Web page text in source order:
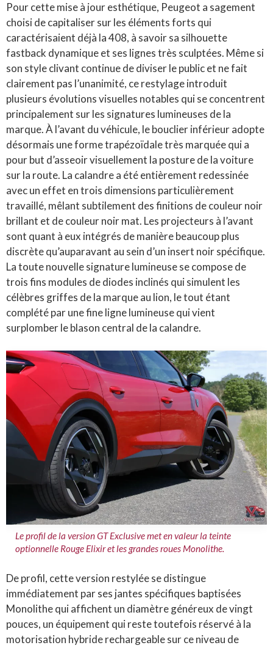
Pour cette mise à jour esthétique, Peugeot a sagement
choisi de capitaliser sur les éléments forts qui
caractérisaient déjà la 408, à savoir sa silhouette
fastback dynamique et ses lignes très sculptées. Même si
son style clivant continue de diviser le public et ne fait
clairement pas l’unanimité, ce restylage introduit
plusieurs évolutions visuelles notables qui se concentrent
principalement sur les signatures lumineuses de la
marque. À l’avant du véhicule, le bouclier inférieur adopte
désormais une forme trapézoïdale très marquée qui a
pour but d’asseoir visuellement la posture de la voiture
sur la route. La calandre a été entièrement redessinée
avec un effet en trois dimensions particulièrement
travaillé, mêlant subtilement des finitions de couleur noir
brillant et de couleur noir mat. Les projecteurs à l’avant
sont quant à eux intégrés de manière beaucoup plus
discrète qu’auparavant au sein d’un insert noir spécifique.
La toute nouvelle signature lumineuse se compose de
trois fins modules de diodes inclinés qui simulent les
célèbres griffes de la marque au lion, le tout étant
complété par une fine ligne lumineuse qui vient
surplomber le blason central de la calandre.
Le profil de la version GT Exclusive met en valeur la teinte
optionnelle Rouge Elixir et les grandes roues Monolithe.
De profil, cette version restylée se distingue
immédiatement par ses jantes spécifiques baptisées
Monolithe qui affichent un diamètre généreux de vingt
pouces, un équipement qui reste toutefois réservé à la
motorisation hybride rechargeable sur ce niveau de